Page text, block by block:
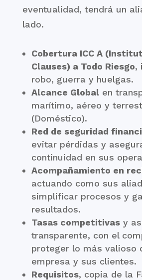
eventualidad, tendrá un
lado.
Cobertura ICC A
Clauses) a Todo Riesgo,
robo, guerra y huelgas.
Alcance Globalen
marítimo, aéreo y
(Doméstico).
Red de seguridad
evitar pérdidas y
continuidad en sus
Acompañamiento en
actuando como sus
simplificar procesos y
resultados.
Tasas competitivasy
transparente, con el
proteger lo más valioso
empresa y sus clientes.
Requisitos, copia de la